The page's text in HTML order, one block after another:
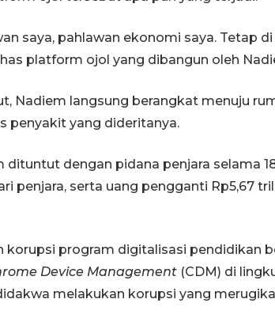
saya, pahlawan ekonomi saya. Tetap
platform ojol yang dibangun oleh
Nadiem langsung berangkat menuju
penyakit yang dideritanya.
dituntut dengan pidana penjara selama
penjara, serta uang pengganti Rp5,67
korupsi program digitalisasi pendidikan
Device Management (CDM) di
melakukan korupsi yang
Kerinci
4 Agustus